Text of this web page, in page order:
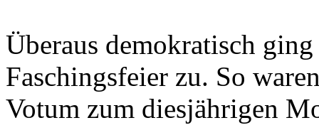
Überaus demokratisch
Faschingsfeier zu. So
Votum zum diesjährigen